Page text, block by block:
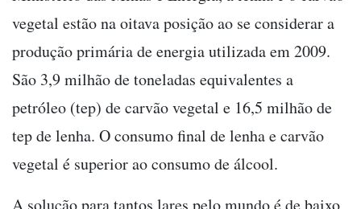
vegetal estão na oitava posição ao se considerar a
produção primária de energia utilizada em 2009.
São 3,9 milhão de toneladas equivalentes a
petróleo (tep) de carvão vegetal e 16,5 milhão de
tep de lenha. O consumo final de lenha e carvão
vegetal é superior ao consumo de álcool.
A solução para tantos lares pelo mundo é de baixo